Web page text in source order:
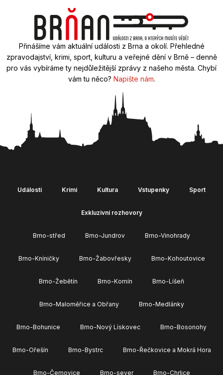
Přinášíme vám aktuální události z Brna a okolí. Přehledné
zpravodajství, krimi, sport, kulturu a veřejné dění v Brně – denně
pro vás vybíráme ty nejdůležitější zprávy z našeho města. Chybí
vám tu něco? Napište nám.
Události Krimi Kultura Vstupenky Sport
Exkluzivní rozhovory
Brno-střed Brno-Jundrov Brno-Vinohrady
Brno-Kníničky Brno-Žabovřesky Brno-Kohoutovice
Brno-Žebětín Brno-Komín Brno-Líšeň
Brno-Maloměřice a Obřany Brno-Medlánky
Brno-Bohunice Brno-Nový Lískovec Brno-Bosonohy
Brno-Ořešín Brno-Bystrc Brno-Řečkovice a Mokrá Hora
Brno-Černovice Brno-sever Brno-Chrlice